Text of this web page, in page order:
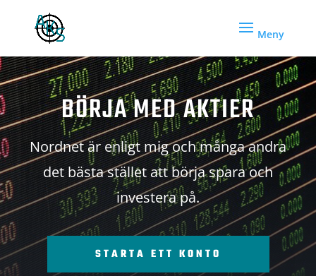
BÖRJA MED AKTIER
Nordnet är enligt mig och många andra
det bästa stället att börja spara och
investera på.
STARTA ETT KONTO